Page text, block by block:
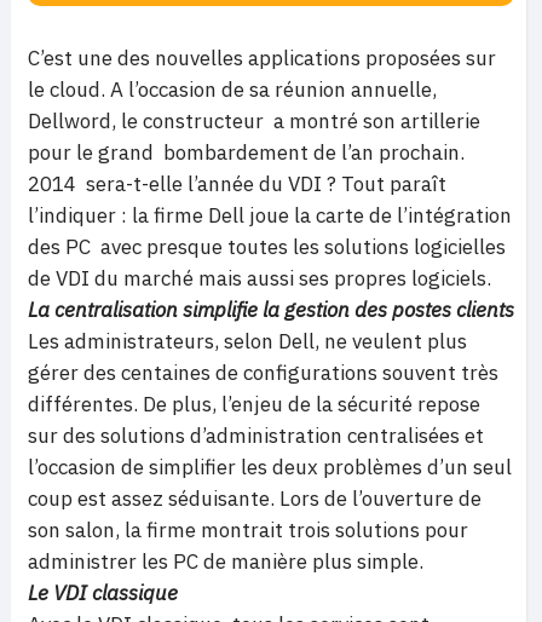
C’est une des nouvelles applications proposées sur
le cloud. A l’occasion de sa réunion annuelle,
Dellword, le constructeur a montré son artillerie
pour le grand bombardement de l’an prochain.
2014 sera-t-elle l’année du VDI ? Tout paraît
l’indiquer : la firme Dell joue la carte de l’intégration
des PC avec presque toutes les solutions logicielles
de VDI du marché mais aussi ses propres logiciels.
La centralisation simplifie la gestion des postes clients
Les administrateurs, selon Dell, ne veulent plus
gérer des centaines de configurations souvent très
différentes. De plus, l’enjeu de la sécurité repose
sur des solutions d’administration centralisées et
l’occasion de simplifier les deux problèmes d’un seul
coup est assez séduisante. Lors de l’ouverture de
son salon, la firme montrait trois solutions pour
administrer les PC de manière plus simple.
Le VDI classique